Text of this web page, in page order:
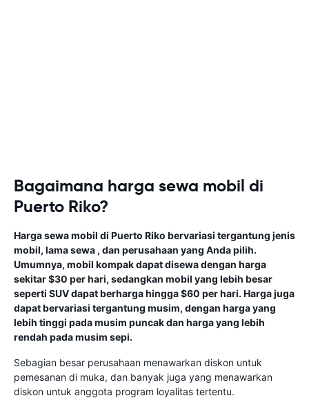
Bagaimana harga sewa mobil di
Puerto Riko?
Harga sewa mobil di Puerto Riko bervariasi tergantung jenis
mobil, lama sewa , dan perusahaan yang Anda pilih.
Umumnya, mobil kompak dapat disewa dengan harga
sekitar $30 per hari, sedangkan mobil yang lebih besar
seperti SUV dapat berharga hingga $60 per hari. Harga juga
dapat bervariasi tergantung musim, dengan harga yang
lebih tinggi pada musim puncak dan harga yang lebih
rendah pada musim sepi.
Sebagian besar perusahaan menawarkan diskon untuk
pemesanan di muka, dan banyak juga yang menawarkan
diskon untuk anggota program loyalitas tertentu.